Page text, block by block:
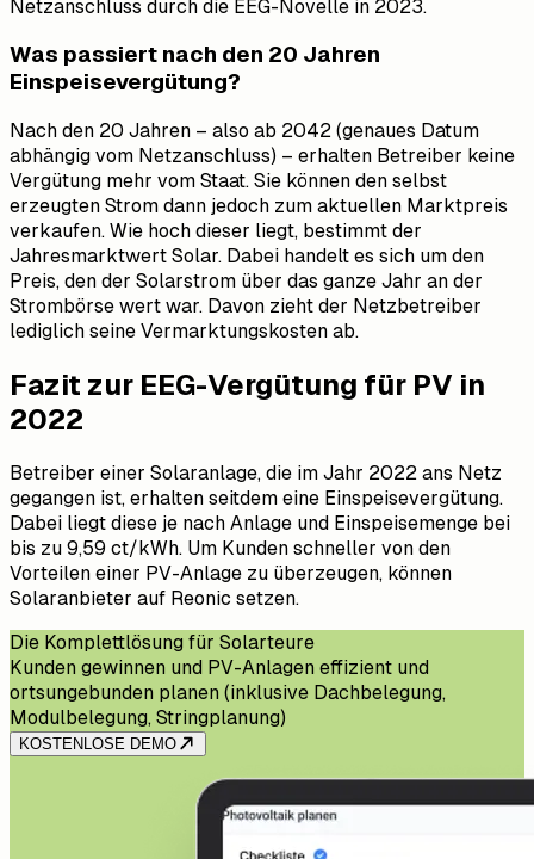
Netzanschluss durch die EEG-Novelle in 2023.
Was passiert nach den 20 Jahren
Einspeisevergütung?
Nach den 20 Jahren – also ab 2042 (genaues Datum
abhängig vom Netzanschluss) – erhalten Betreiber keine
Vergütung mehr vom Staat. Sie können den selbst
erzeugten Strom dann jedoch zum aktuellen Marktpreis
verkaufen. Wie hoch dieser liegt, bestimmt der
Jahresmarktwert Solar. Dabei handelt es sich um den
Preis, den der Solarstrom über das ganze Jahr an der
Strombörse wert war. Davon zieht der Netzbetreiber
lediglich seine Vermarktungskosten ab.
Fazit zur EEG-Vergütung für PV in
2022
Betreiber einer Solaranlage, die im Jahr 2022 ans Netz
gegangen ist, erhalten seitdem eine Einspeisevergütung.
Dabei liegt diese je nach Anlage und Einspeisemenge bei
bis zu 9,59 ct/kWh. Um Kunden schneller von den
Vorteilen einer PV-Anlage zu überzeugen, können
Solaranbieter auf Reonic setzen.
Die Komplettlösung für Solarteure
Kunden gewinnen und PV-Anlagen effizient und
ortsungebunden planen (inklusive Dachbelegung,
Modulbelegung, Stringplanung)
KOSTENLOSE DEMO